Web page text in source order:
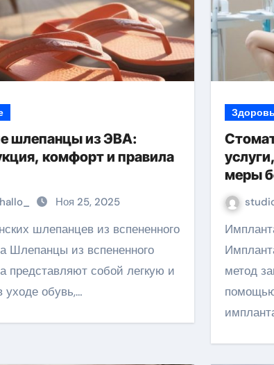
шлепанцы из ЭВА:
комфорт и правила
Ноя 25, 2025
Шлепанцы из вспененного
представляют собой легкую и
уходе обувь,…
меры
Имплантация зубов: общие сведения
метод